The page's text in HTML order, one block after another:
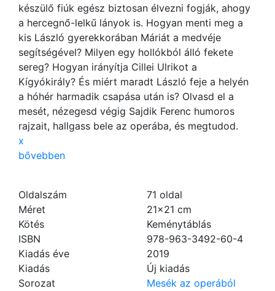
készülő fiúk egész biztosan élvezni fogják, ahogy
a hercegnő-lelkű lányok is. Hogyan menti meg a
kis László gyerekkorában Máriát a medvéje
segítségével? Milyen egy hollókból álló fekete
sereg? Hogyan irányítja Cillei Ulrikot a
Kígyókirály? És miért maradt László feje a helyén
a hóhér harmadik csapása után is? Olvasd el a
mesét, nézegesd végig Sajdik Ferenc humoros
rajzait, hallgass bele az operába, és megtudod.
x
bővebben
Oldalszám 71 oldal
Méret
21×21 cm
Kötés
Keménytáblás
ISBN
978-963-3492-60-4
Kiadás éve
2019
Kiadás
Új kiadás
Sorozat
Mesék az operából